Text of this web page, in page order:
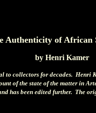
Authenticity of African
by Henri Kamer
to collectors for decades. Henri
of the state of the matter in
has been edited further. The